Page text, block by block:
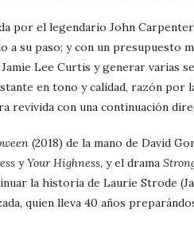
por el legendario John
a su paso; y con un presupuesto
Lee Curtis y generar varias
en tono y calidad, razón por
revivida con una continuación
(2018) de la mano de David
yYour Highness, y el drama
la historia de Laurie Strode
quien lleva 40 años